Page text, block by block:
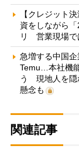
【クレジット
資をしながら
リ 営業現場で
急増する中国企
Temu…本社機
う 現地人を隠
懸念も
関連記事